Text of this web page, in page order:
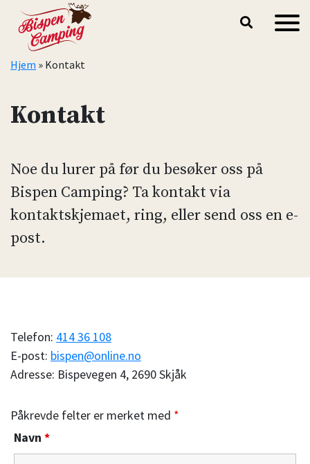
Hopp til hovedinnhold
Hjem » Kontakt
Kontakt
Noe du lurer på før du besøker oss på
Bispen Camping? Ta kontakt via
kontaktskjemaet, ring, eller send oss en e-
post.
Telefon: 414 36 108
E-post: bispen@online.no
Adresse: Bispevegen 4, 2690 Skjåk
Påkrevde felter er merket med *
Navn *